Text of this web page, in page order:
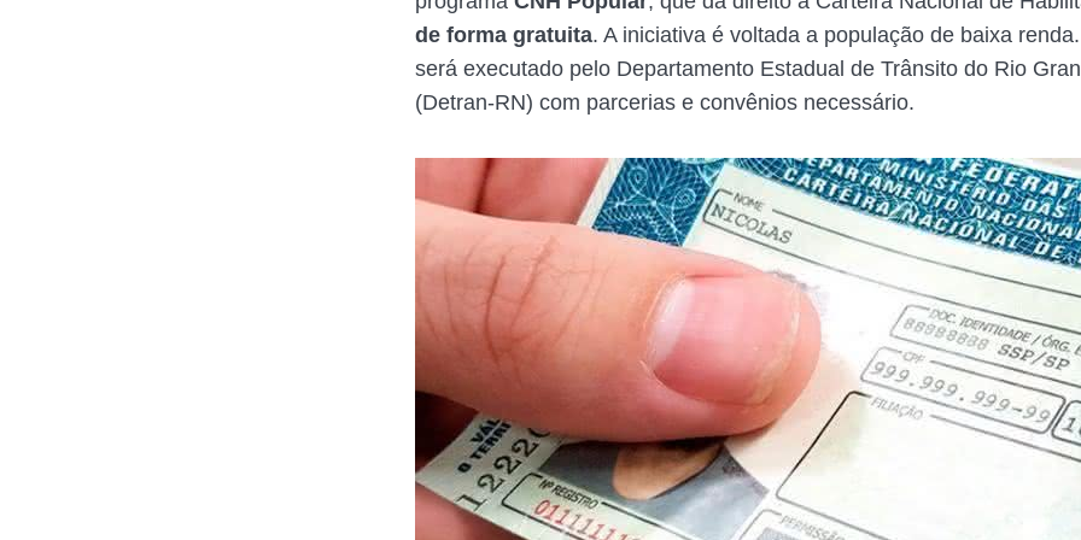
de forma gratuita. A iniciativa é voltada a população de baixa
será executado pelo Departamento Estadual de Trânsito do Rio
(Detran-RN) com parcerias e convênios necessário.